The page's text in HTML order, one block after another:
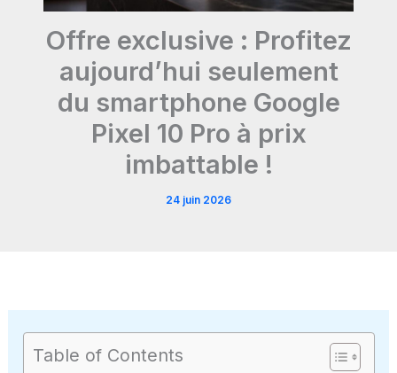
Offre exclusive : Profitez
aujourd’hui seulement
du smartphone Google
Pixel 10 Pro à prix
imbattable !
24 juin 2026
Table of Contents